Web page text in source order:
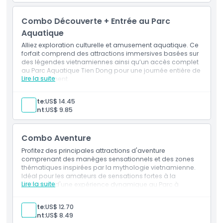
1 billet(s) pour massage aux poissons
1 billet(s) pour Le Palais Royal d'Or
Combo Découverte + Entrée au Parc
Aquatique
Alliez exploration culturelle et amusement aquatique. Ce
forfait comprend des attractions immersives basées sur
des légendes vietnamiennes ainsi qu’un accès complet
au Parc Aquatique Tien Dong pour une journée entière de
divertissement.
Lire la suite
Entrée à : Parc à thème Suoi Tien
1 billet(s) pour le Train Touristique
Entrée à : Produits agricoles Suoi Tien
1 billet(s) pour Massage par Poissons
1 billet(s) pour le Palais Royal d'Or
1 billet(s) pour le Parc Aquatique
Adulte:US$ 14.45
Enfant:US$ 9.85
Combo Aventure
Profitez des principales attractions d'aventure
comprenant des manèges sensationnels et des zones
thématiques inspirées par la mythologie vietnamienne.
Idéal pour les amateurs de sensations fortes à la
recherche d'une expérience dynamique au Parc à
Lire la suite
Inclus
Entrée à : Parc à Thème Suoi Tien
1 billet(s) de Taxi Touristique
Adulte:US$ 12.70
Enfant:US$ 8.49